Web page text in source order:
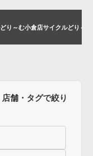
り～む小倉店サイクルどり～